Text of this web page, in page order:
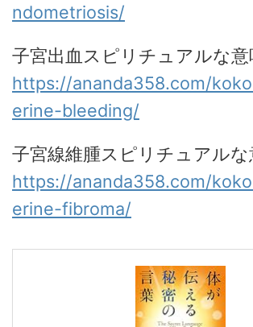
ndometriosis/
子宮出血スピリチュアルな意
https://ananda358.com/
erine-bleeding/
子宮線維腫スピリチュアルな
https://ananda358.com/
erine-fibroma/